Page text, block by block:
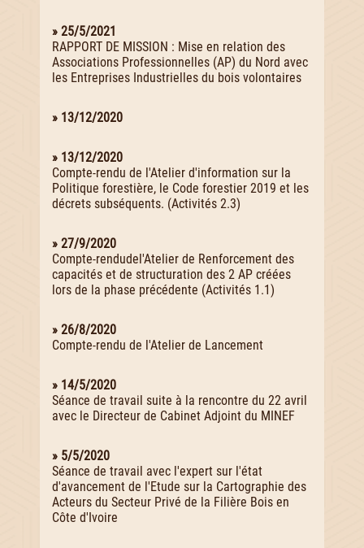
» 25/5/2021
RAPPORT DE MISSION : Mise en relation des
Associations Professionnelles (AP) du Nord avec
les Entreprises Industrielles du bois volontaires
» 13/12/2020
» 13/12/2020
Compte-rendu de l'Atelier d'information sur la
Politique forestière, le Code forestier 2019 et les
décrets subséquents. (Activités 2.3)
» 27/9/2020
Compte-rendudel'Atelier de Renforcement des
capacités et de structuration des 2 AP créées
lors de la phase précédente (Activités 1.1)
» 26/8/2020
Compte-rendu de l'Atelier de Lancement
» 14/5/2020
Séance de travail suite à la rencontre du 22 avril
avec le Directeur de Cabinet Adjoint du MINEF
» 5/5/2020
Séance de travail avec l'expert sur l'état
d'avancement de l'Etude sur la Cartographie des
Acteurs du Secteur Privé de la Filière Bois en
Côte d'Ivoire